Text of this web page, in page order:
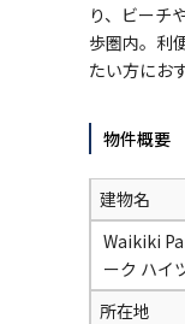
り、ビーチ
歩圏内。利
たい方にお
物件概要
建物名
Waikiki
ーク ハイ
所在地